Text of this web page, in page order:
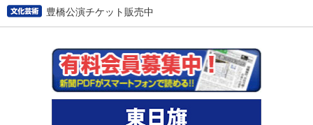
豊橋公演チケット販売中